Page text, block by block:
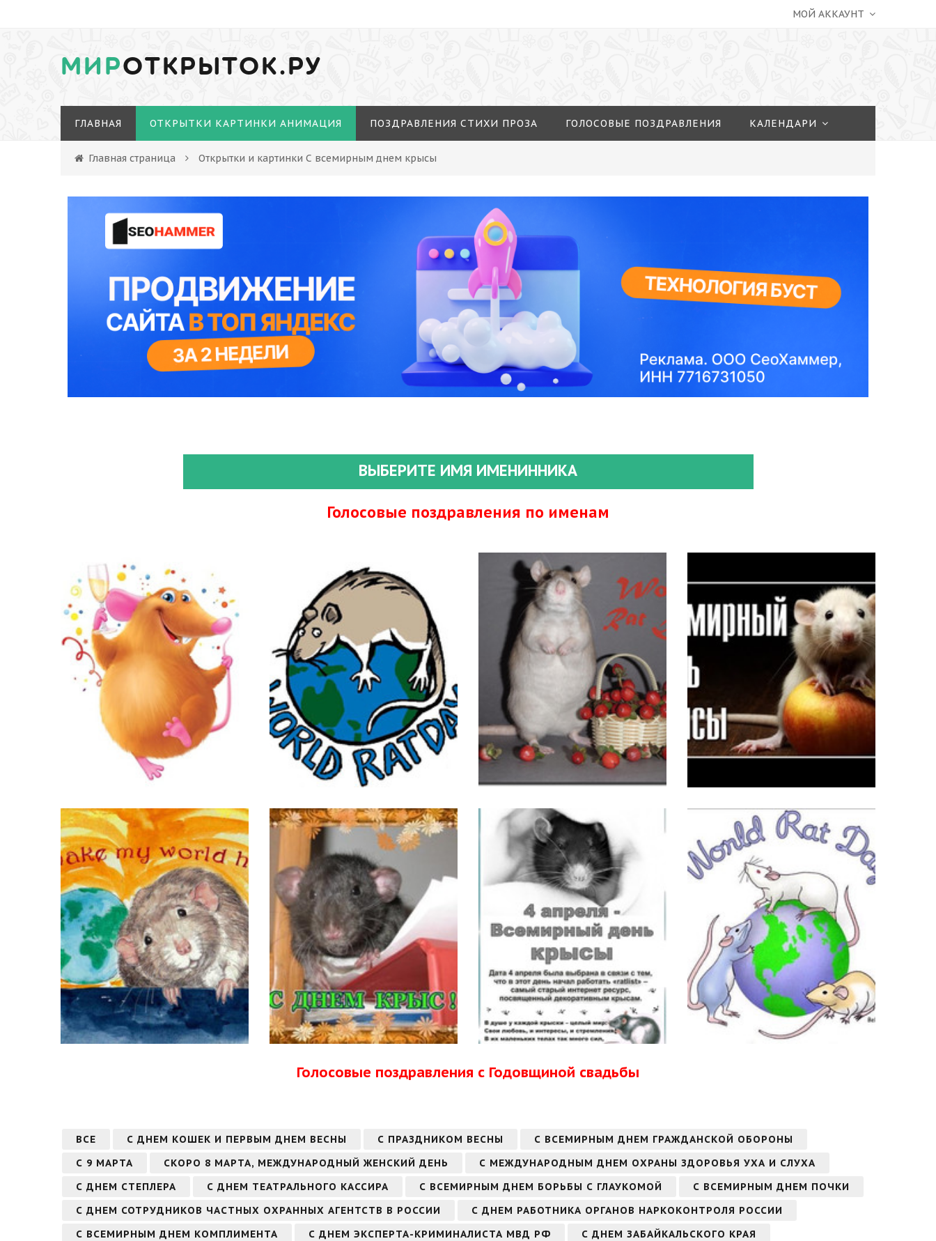
МОЙ АККАУНТ
МИРОТКРЫТОК.РУ
ГЛАВНАЯ ОТКРЫТКИ КАРТИНКИ АНИМАЦИЯ ПОЗДРАВЛЕНИЯ СТИХИ ПРОЗА ГОЛОСОВЫЕ ПОЗДРАВЛЕНИЯ КАЛЕНДАРИ
Главная страница Открытки и картинки С всемирным днем крысы
ВЫБЕРИТЕ ИМЯ ИМЕНИННИКА
Голосовые поздравления по именам
Голосовые поздравления с Годовщиной свадьбы
ВСЕ С ДНЕМ КОШЕК И ПЕРВЫМ ДНЕМ ВЕСНЫ С ПРАЗДНИКОМ ВЕСНЫ
С ВСЕМИРНЫМ ДНЕМ ГРАЖДАНСКОЙ ОБОРОНЫ
С 9 МАРТА
СКОРО 8 МАРТА, МЕЖДУНАРОДНЫЙ ЖЕНСКИЙ ДЕНЬ
С МЕЖДУНАРОДНЫМ ДНЕМ ОХРАНЫ ЗДОРОВЬЯ УХА И СЛУХА
С ДНЕМ СТЕПЛЕРА
С ДНЕМ ТЕАТРАЛЬНОГО КАССИРА С ВСЕМИРНЫМ ДНЕМ БОРЬБЫ С ГЛАУКОМОЙ
С ВСЕМИРНЫМ ДНЕМ ПОЧКИ
С ДНЕМ СОТРУДНИКОВ ЧАСТНЫХ ОХРАННЫХ АГЕНТСТВ В РОССИИ
С ДНЕМ РАБОТНИКА ОРГАНОВ НАРКОКОНТРОЛЯ РОССИИ
С ВСЕМИРНЫМ ДНЕМ КОМПЛИМЕНТА
С ДНЕМ ЭКСПЕРТА-КРИМИНАЛИСТА МВД РФ
С ДНЕМ ЗАБАЙКАЛЬСКОГО КРАЯ